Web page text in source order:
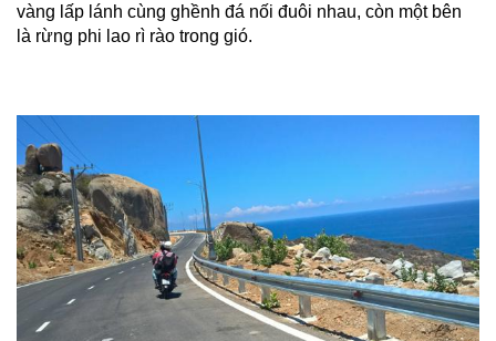
vàng lấp lánh cùng ghềnh đá nối đuôi nhau, còn một bên
là rừng phi lao rì rào trong gió.